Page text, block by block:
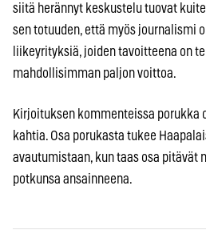
siitä herännyt keskustelu tuovat
sen totuuden, että myös journalismi
liikeyrityksiä, joiden tavoitteena on
mahdollisimman paljon voittoa.
Kirjoituksen kommenteissa porukka
kahtia. Osa porukasta tukee
avautumistaan, kun taas osa pitävät
potkunsa ansainneena.